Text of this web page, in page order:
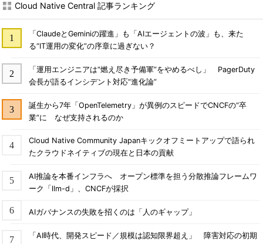
Cloud Native Central 記事ランキング
「ClaudeとGeminiの躍進」も「AIエージェントの波」も、来た
る“IT運用の変化”の序章に過ぎない？
「運用エンジニアは“燃え尽き予備軍”をやめるべし」 PagerDuty
会長が語るインシデント対応“進化論”
誕生から7年「OpenTelemetry」が異例のスピードでCNCFの“卒
業”に なぜ支持されるのか
Cloud Native Community Japanキックオフミートアップで語られ
たクラウドネイティブの現在と日本の貢献
AI推論を本番インフラへ オープン標準を担う分散推論フレームワ
ーク「llm-d」、CNCFが採択
AIガバナンスの失敗を招くのは「人のギャップ」
「AI時代、開発スピード／規模は認知限界超え」 障害対応の初期